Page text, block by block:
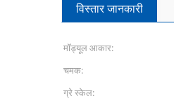
विस्तार जानकारी
मॉड्यूल आकार:
चमक:
ग्रे स्केल: